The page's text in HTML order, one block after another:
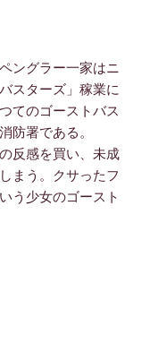
ングラー一家はニ
スターズ」稼業に
てのゴーストバス
防署である。
反感を買い、未成
まう。クサったフ
う少女のゴースト